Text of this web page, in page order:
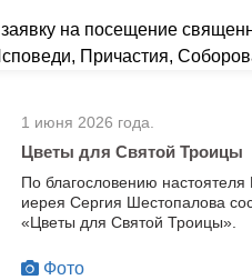
на посещение
Причастия,
1 июня 2026 года.
Цветы для Святой Троицы
По благословению
иерея Сергия Шестопалова
«Цветы для Святой Троицы».
Фото